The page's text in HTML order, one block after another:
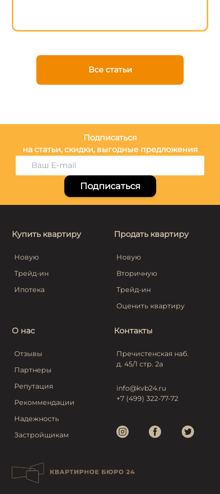
Все статьи
Подписаться
на статьи, скидки, выгодные предложения
Подписаться
Купить квартиру
Новую
Трейд-ин
Ипотека
Продать квартиру
Новую
Вторичную
Трейд-ин
Оценить квартиру
О нас
Отзывы
Партнеры
Репутация
Рекоммендации
Надежность
Застройщикам
Контакты
Пречистенская наб.
д. 45/1 стр. 2а
info@kvb24.ru
+7 (499) 322-77-72